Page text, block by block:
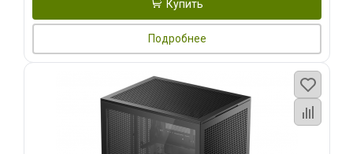
Купить
Подробнее